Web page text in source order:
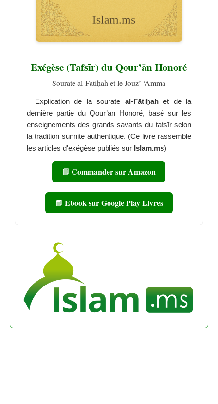
Exégèse (Tafsīr) du Qour’ān Honoré
Sourate al-Fātiḥah et le Jouz’ ‘Amma
Explication de la sourate al-Fātiḥahet de la
dernière partie du Qour’ān Honoré, basé sur les
enseignements des grands savants du tafsīr selon
la tradition sunnite authentique. (Ce livre rassemble
les articles d'exégèse publiés sur Islam.ms)
📘 Commander sur Amazon
📘 Ebook sur Google Play Livres